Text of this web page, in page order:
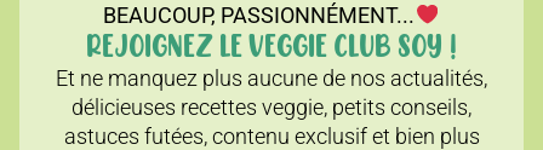
BEAUCOUP, PASSIONNÉMENT...
REJOIGNEZ LE VEGGIE CLUB SOY !
Et ne manquez plus aucune de nos actualités,
délicieuses recettes veggie, petits conseils,
astuces futées, contenu exclusif et bien plus